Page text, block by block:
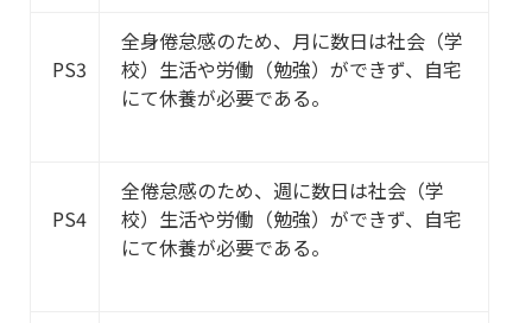
PS3
全身倦怠感のため、月に数日は社会（学
校）生活や労働（勉強）ができず、自宅
にて休養が必要である。
PS4
全倦怠感のため、週に数日は社会（学
校）生活や労働（勉強）ができず、自宅
にて休養が必要である。